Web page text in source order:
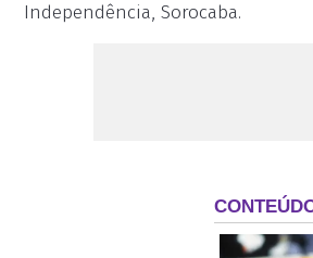
Independência, Sorocaba.